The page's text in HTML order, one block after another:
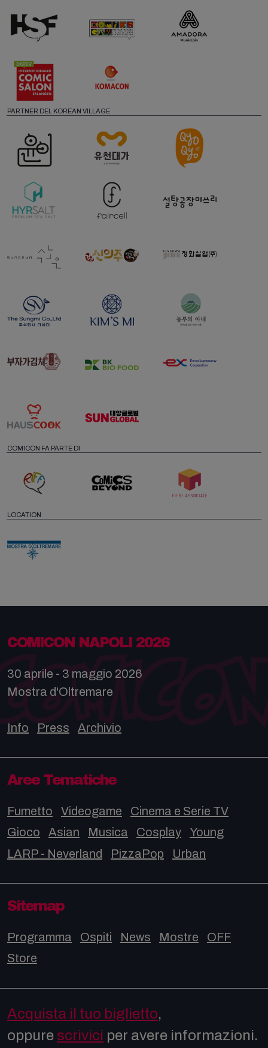
PARTNER DEL KOREAN VILLAGE
COMICON FA PARTE DI
LOCATION
COMICON NAPOLI 2026
30 aprile - 3 maggio 2026
Mostra d'Oltremare
Info Press Archivio
Aree Tematiche
Fumetto Videogame
Cinema e Serie TV
Gioco
Asian Musica Cosplay
Young
LARP - Neverland
PizzaPop Urban
Sitemap
Programma Ospiti News Mostre
OFF
Store
Acquista il tuo biglietto,
oppure scrivici per avere informazioni.